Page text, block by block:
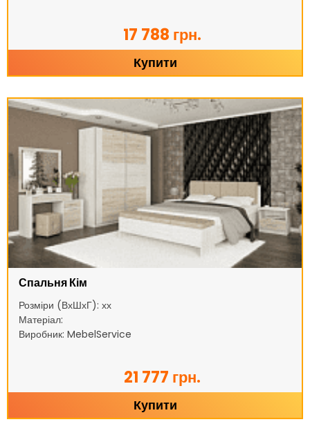
17 788 грн.
Купити
Спальня Кім
Розміри (ВхШхГ): хх
Матеріал:
Виробник: MebelService
21 777 грн.
Купити